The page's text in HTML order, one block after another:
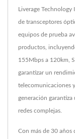
Liverage
de transceptores
equipos de prueba
productos,
155Mbps a 120km,
garantizar un
telecomunicaciones
generación
redes complejas.
Con más de 30 años